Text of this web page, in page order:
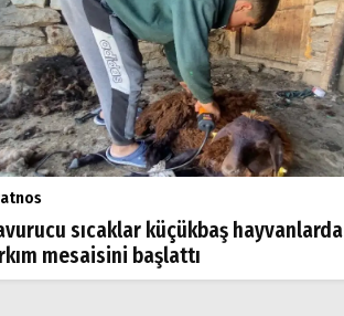
sıcaklar küçükbaş hayvanlarda
mesaisini başlattı